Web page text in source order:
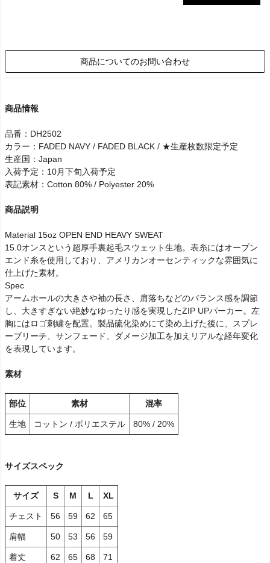
商品についてのお問い合わせ
商品情報
品番：DH2502
カラー：FADED NAVY / FADED BLACK / ★生産枚数限定予定
生産国：Japan
入荷予定：10月下旬入荷予定
表記素材：Cotton 80% / Polyester 20%
商品説明
Material 15oz OPEN END HEAVY SWEAT
15.0オンスという超厚手裏起毛スウェット生地。表糸にはオープン
エンド糸を使用しており、アメリカンオーセンティックな雰囲気に
仕上げた素材。
Spec
アームホールの大きさや袖の長さ、肩落ちなどのバランス感を調節
し、大きすぎない絶妙なゆったり感を実現したZIP UPパーカー。左
胸にはロゴ刺繍を配置。製品硫化染めにて染め上げた後に、スプレ
ーブリーチ、サンフェード、ダメージ加工を加えリアルな経年変化
を表現しています。
素材
部位 素材 混率
生地 コットン / ポリエステル 80% / 20%
サイズスペック
サイズ S M L XL
チェスト 56 59 62 65
肩幅 50 53 56 59
着丈 62 65 68 71